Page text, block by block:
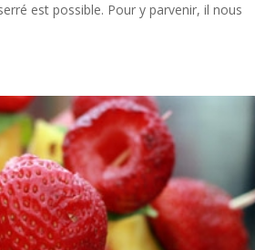
est possible. Pour y parvenir, il nous